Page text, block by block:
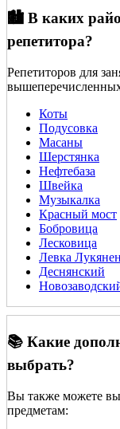
🏙️ В каких
репетитора?
Репетиторов для
Коты
Подусовка
Масаны
Шерстянка
Нефтебаза
Швейка
Музыкалка
Красный мост
Бобровица
Лесковица
Левка
Деснянский
📚 Какие
выбрать?
Вы также можете
предметам: